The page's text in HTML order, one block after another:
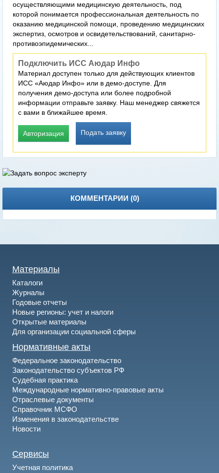
осуществляющими медицинскую деятельность, под
которой понимается профессиональная деятельность по
оказанию медицинской помощи, проведению медицинских
экспертиз, осмотров и освидетельствований, санитарно-
противоэпидемических...
Подключить ИСС Аюдар Инфо
Материал доступен только для действующих клиентов
ИСС «Аюдар Инфо» или в демо-доступе. Для
получения демо-доступа или более подробной
информации отправьте заявку. Наш менеджер свяжется
с вами в ближайшее время.
Авторизация Подать заявку
КОММЕНТАРИИ (0)
Материалы
Каталоги
Журналы
Годовые отчеты
Новые регионы: учет и налоги
Открытые материалы
Для организации социальной сферы
Нормативные акты
Федеральное законодательство
Законодательство субъектов РФ
Судебная практика
Международные нормативно-правовые акты
Отраслевые документы
Справочник МСФО
Изменения в законодательстве
Новости
Сервисы
Учетная политика